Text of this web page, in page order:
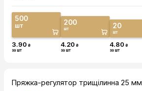
500
шт
3.90 ₴
за шт
200
шт
4.20 ₴
за шт
20
шт
4.80 ₴
за шт
Пряжка-регулятор трищілинна 25 мм